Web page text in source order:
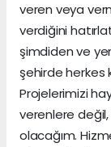
veren veya
verdiğini
şimdiden ve
şehirde herkes
Projelerimizi
verenlere
olacağım.